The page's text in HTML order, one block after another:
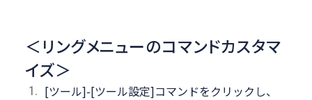
＜リングメニューのコマンドカスタマ
イズ＞
[ツール]-[ツール設定]コマンドをクリックし、